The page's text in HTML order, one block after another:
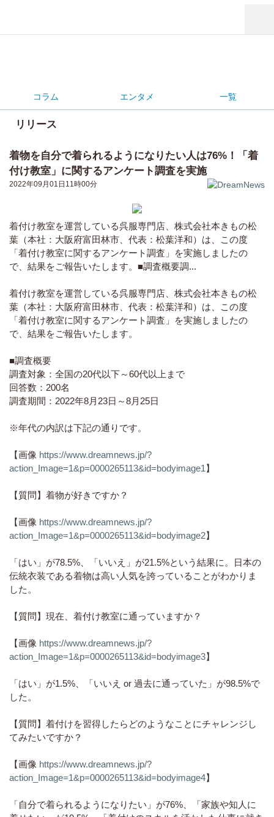
コラム エンタメ 一覧
リリース
着物を自分で着られるようになりたい人は76%！「着
付け教室」に関するアンケート調査を実施
2022年09月01日11時00分
着付け教室を運営している呉服専門店、株式会社本きもの松
葉（本社：大阪府富田林市、代表：松葉洋和）は、この度
「着付け教室に関するアンケート調査」を実施しましたの
で、結果をご報告いたします。■調査概要調...
着付け教室を運営している呉服専門店、株式会社本きもの松
葉（本社：大阪府富田林市、代表：松葉洋和）は、この度
「着付け教室に関するアンケート調査」を実施しましたの
で、結果をご報告いたします。
■調査概要
調査対象：全国の20代以下～60代以上まで
回答数：200名
調査期間：2022年8月23日～8月25日
※年代の内訳は下記の通りです。
【画像 https://www.dreamnews.jp/?
action_Image=1&p=0000265113&id=bodyimage1 】
【質問】着物が好きですか？
【画像 https://www.dreamnews.jp/?
action_Image=1&p=0000265113&id=bodyimage2】
「はい」が78.5%、「いいえ」が21.5%という結果に。日本の
伝統衣装である着物は高い人気を誇っていることがわかりま
した。
【質問】現在、着付け教室に通っていますか？
【画像 https://www.dreamnews.jp/?
action_Image=1&p=0000265113&id=bodyimage3】
「はい」が1.5%、「いいえ or 過去に通っていた」が98.5%で
した。
【質問】着付けを習得したらどのようなことにチャレンジし
てみたいですか？
【画像 https://www.dreamnews.jp/?
action_Image=1&p=0000265113&id=bodyimage4】
「自分で着られるようになりたい」が76%、「家族や知人に